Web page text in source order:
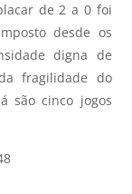
de 2 a 0 foi
desde os
digna de
fragilidade do
são cinco jogos